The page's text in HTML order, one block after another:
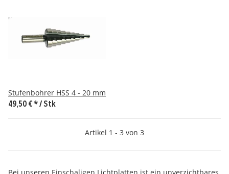
Stufenbohrer HSS 4 - 20 mm
49,50 €*/ Stk
Artikel 1 - 3 von 3